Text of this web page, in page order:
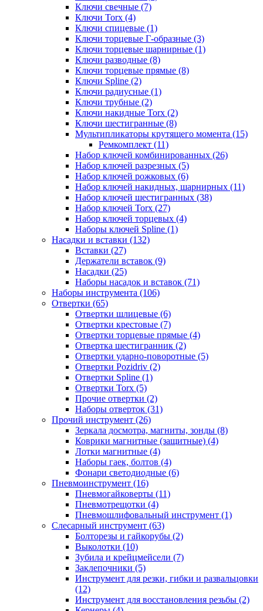
Ключи свечные (7)
Ключи Torx (4)
Ключи спицевые (1)
Ключи торцевые Г-образные (3)
Ключи торцевые шарнирные (1)
Ключи разводные (8)
Ключи торцевые прямые (8)
Ключи Spline (2)
Ключи радиусные (1)
Ключи трубные (2)
Ключи накидные Torx (2)
Ключи шестигранные (8)
Мультипликаторы крутящего момента (15)
Ремкомплект (11)
Набор ключей комбинированных (26)
Набор ключей разрезных (5)
Набор ключей рожковых (6)
Набор ключей накидных, шарнирных (11)
Набор ключей шестигранных (38)
Набор ключей Torx (27)
Набор ключей торцевых (4)
Наборы ключей Spline (1)
Насадки и вставки (132)
Вставки (27)
Держатели вставок (9)
Насадки (25)
Наборы насадок и вставок (71)
Наборы инструмента (106)
Отвертки (65)
Отвертки шлицевые (6)
Отвертки крестовые (7)
Отвертки торцевые прямые (4)
Отвертка шестигранник (2)
Отвертки ударно-поворотные (5)
Отвертки Pozidriv (2)
Отвертки Spline (1)
Отвертки Torx (5)
Прочие отвертки (2)
Наборы отверток (31)
Прочий инструмент (26)
Зеркала досмотра, магниты, зонды (8)
Коврики магнитные (защитные) (4)
Лотки магнитные (4)
Наборы гаек, болтов (4)
Фонари светодиодные (6)
Пневмоинструмент (16)
Пневмогайковерты (11)
Пневмотрещотки (4)
Пневмошлифовальный инструмент (1)
Слесарный инструмент (63)
Болторезы и гайкорубы (2)
Выколотки (10)
Зубила и крейцмейсели (7)
Заклепочники (5)
Инструмент для резки, гибки и развальцовки
(12)
Инструмент для восстановления резьбы (2)